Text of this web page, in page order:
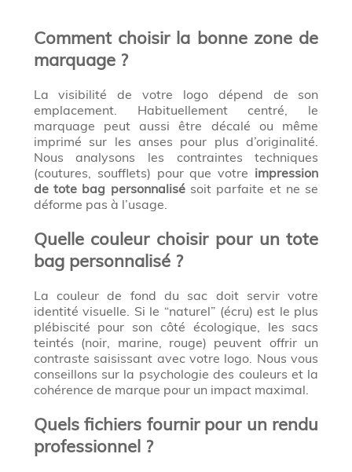
Comment choisir la bonne zone de
marquage ?
La visibilité de votre logo dépend de son
emplacement. Habituellement centré, le
marquage peut aussi être décalé ou même
imprimé sur les anses pour plus d’originalité.
Nous analysons les contraintes techniques
(coutures, soufflets) pour que votre impression
de tote bag personnalisésoit parfaite et ne se
déforme pas à l’usage.
Quelle couleur choisir pour un tote
bag personnalisé ?
La couleur de fond du sac doit servir votre
identité visuelle. Si le “naturel” (écru) est le plus
plébiscité pour son côté écologique, les sacs
teintés (noir, marine, rouge) peuvent offrir un
contraste saisissant avec votre logo. Nous vous
conseillons sur la psychologie des couleurs et la
cohérence de marque pour un impact maximal.
Quels fichiers fournir pour un rendu
professionnel ?